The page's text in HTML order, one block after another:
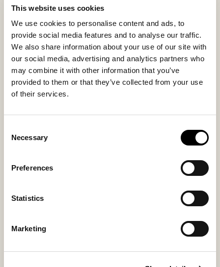
This website uses cookies
We use cookies to personalise content and ads, to
provide social media features and to analyse our traffic.
We also share information about your use of our site with
our social media, advertising and analytics partners who
may combine it with other information that you’ve
provided to them or that they’ve collected from your use
of their services.
Selection
Necessary
Preferences
Statistics
Marketing
Lampaannahkapäällinen on irrotettava ja pestävä, ja
sen pohjassa on kiristysnyöri. Kudotusta
tekstiilikankaasta valmistettu pohja tuo vakautta
samalla, kun rahista tulee koristeellinen ja
käytännöllinen sisustuselementti kotiin.
Sisämateriaali